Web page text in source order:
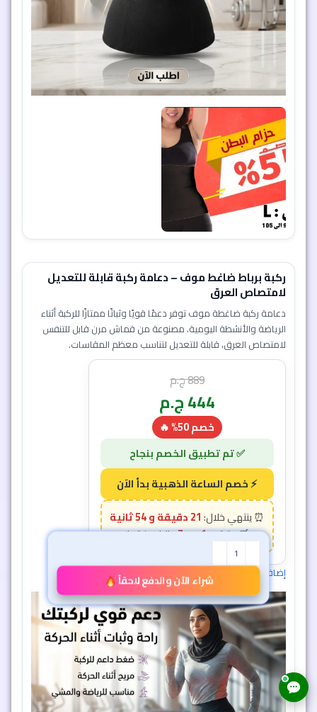
ركبة برباط ضاغط موف – دعامة ركبة قابلة للتعديل
لامتصاص العرق
دعامة ركبة ضاغطة موف توفر دعمًا قويًا وثباتًا ممتازًا للركبة أثناء
الرياضة والأنشطة اليومية. مصنوعة من قماش مرن قابل للتنفس
لامتصاص العرق، قابلة للتعديل لتناسب معظم المقاسات.
889ج.م
444ج.م
خصم 50% 🔥
21 دقيقة و 51 ثانية
1
7
إضافة إلى السلة شراء الآن والدفع لاحقاً